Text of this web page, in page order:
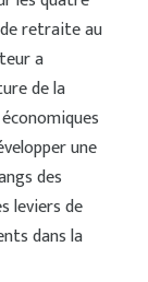
retraite au
a
de la
une
des
leviers de
dans la